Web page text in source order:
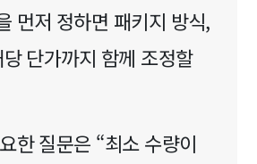
먼저 정하면 패키지 방식,
단가까지 함께 조정할
한 질문은 “최소 수량이